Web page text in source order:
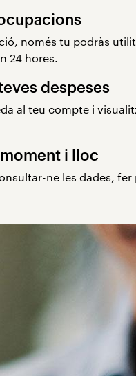
només tu podràs
24 hores.
despeses
al teu compte i
i lloc
ne les dades,